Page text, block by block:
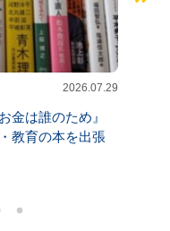
2026.07.29
金は誰のため』
教育の本を出張